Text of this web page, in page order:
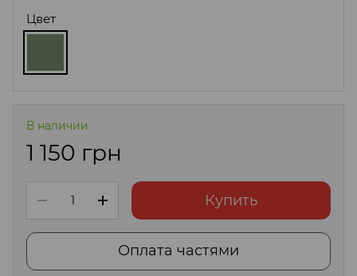
Цвет
В наличии
1 150 грн
Купить
Оплата частями